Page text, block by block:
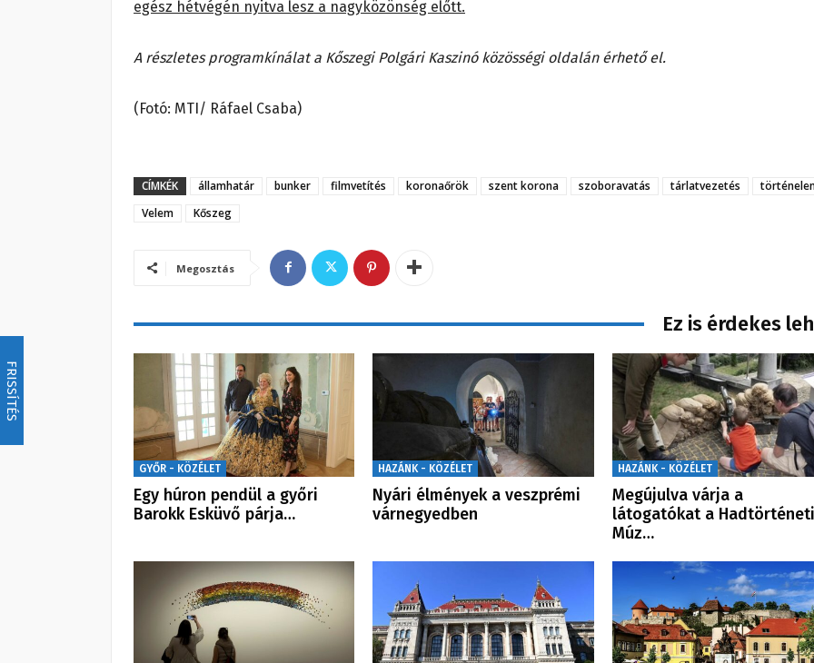
FRISSÍTÉS
egész hétvégén nyitva lesz a nagyközönség előtt.
A részletes programkínálat a Kőszegi Polgári Kaszinó közösségi oldalán érhető el.
(Fotó: MTI/ Ráfael Csaba)
CÍMKÉK államhatár bunker filmvetítés koronaőrök szent korona szoboravatás tárlatvezetés
Velem
Kőszeg
Megosztás
Ez is érdekes
GYŐR - KÖZÉLET
Egy húron pendül a győri
Barokk Esküvő párja…
HAZÁNK - KÖZÉLET
Nyári élmények a veszprémi
várnegyedben
HAZÁNK - KÖZÉLET
Megújulva várja a
látogatókat a Hadtörténeti
Múz…